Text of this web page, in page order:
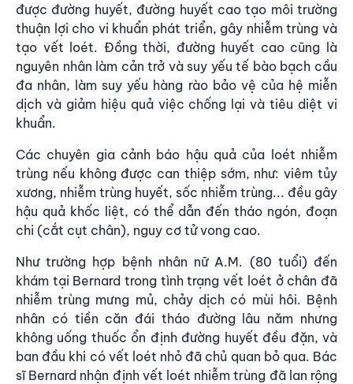
được đường huyết, đường huyết cao tạo môi trường
thuận lợi cho vi khuẩn phát triển, gây nhiễm trùng và
tạo vết loét. Đồng thời, đường huyết cao cũng là
nguyên nhân làm cản trở và suy yếu tế bào bạch cầu
đa nhân, làm suy yếu hàng rào bảo vệ của hệ miễn
dịch và giảm hiệu quả việc chống lại và tiêu diệt vi
khuẩn.
Các chuyên gia cảnh báo hậu quả của loét nhiễm
trùng nếu không được can thiệp sớm, như: viêm tủy
xương, nhiễm trùng huyết, sốc nhiễm trùng... đều gây
hậu quả khốc liệt, có thể dẫn đến tháo ngón, đoạn
chi (cắt cụt chân), nguy cơ tử vong cao.
Như trường hợp bệnh nhân nữ A.M. (80 tuổi) đến
khám tại Bernard trong tình trạng vết loét ở chân đã
nhiễm trùng mưng mủ, chảy dịch có mùi hôi. Bệnh
nhân có tiền căn đái tháo đường lâu năm nhưng
không uống thuốc ổn định đường huyết đều đặn, và
ban đầu khi có vết loét nhỏ đã chủ quan bỏ qua. Bác
sĩ Bernard nhận định vết loét nhiễm trùng đã lan rộng